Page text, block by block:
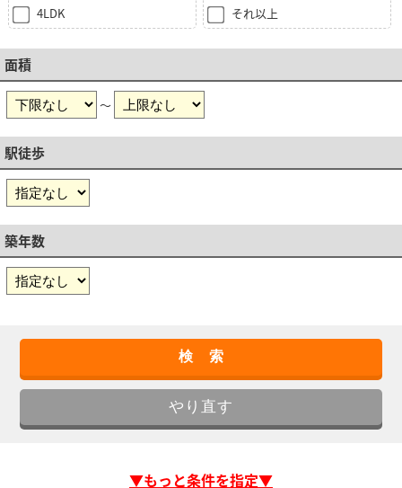
4LDK それ以上
面積
～
駅徒歩
築年数
▼もっと条件を指定▼